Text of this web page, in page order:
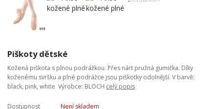
Piškoty dětské
Kožená piškota s plnou podrážkou. Přes nárt pružná gumička. Díky
koženému svršku a plné podrážce jsou piškotky odolnější. V barvě:
black, pink, white Výrobce: BLOCH celý popis
Dostupnost
Není skladem